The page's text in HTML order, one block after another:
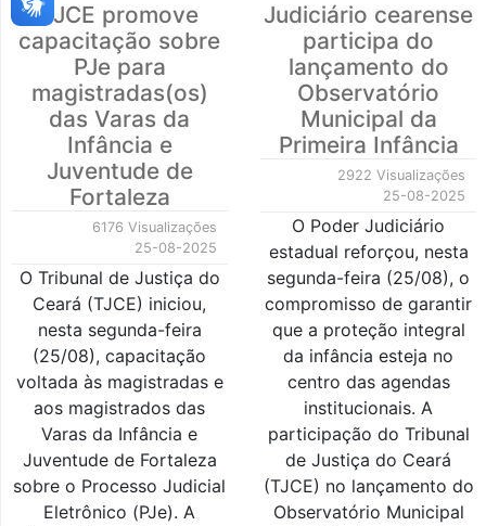
TJCE promove
capacitação sobre
PJe para
magistradas(os)
das Varas da
Infância e
Juventude de
Fortaleza
6176 Visualizações
25-08-2025
O Tribunal de Justiça do
Ceará (TJCE) iniciou,
nesta segunda-feira
(25/08), capacitação
voltada às magistradas e
aos magistrados das
Varas da Infância e
Juventude de Fortaleza
sobre o Processo Judicial
Eletrônico (PJe). A
Judiciário cearense
participa do
lançamento do
Observatório
Municipal da
Primeira Infância
2922 Visualizações
25-08-2025
O Poder Judiciário
estadual reforçou, nesta
segunda-feira (25/08), o
compromisso de garantir
que a proteção integral
da infância esteja no
centro das agendas
institucionais. A
participação do Tribunal
de Justiça do Ceará
(TJCE) no lançamento do
Observatório Municipal